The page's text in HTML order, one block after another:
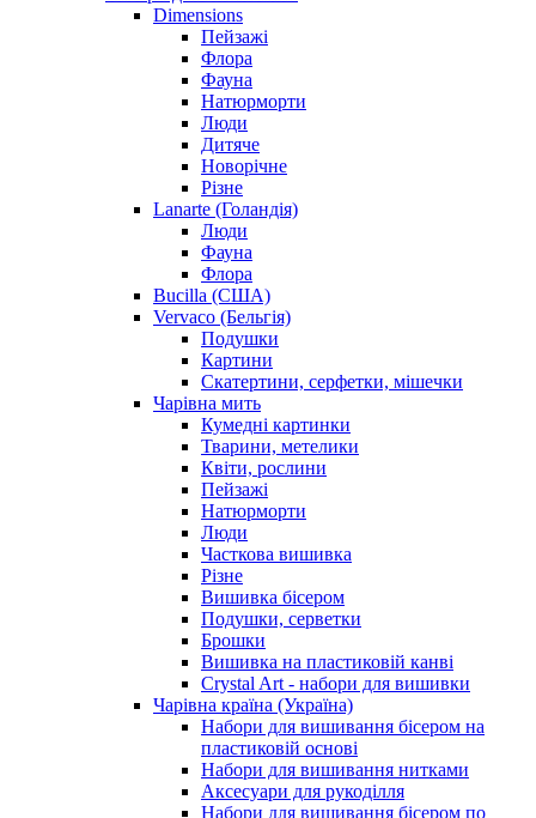
Dimensions
Пейзажі
Флора
Фауна
Натюрморти
Люди
Дитяче
Новорічне
Різне
Lanarte (Голандія)
Люди
Фауна
Флора
Bucilla (США)
Vervaco (Бельгія)
Подушки
Картини
Скатертини, серфетки, мішечки
Чарiвна мить
Кумедні картинки
Тварини, метелики
Квіти, рослини
Пейзажі
Натюрморти
Люди
Часткова вишивка
Різне
Вишивка бісером
Подушки, серветки
Брошки
Вишивка на пластиковій канві
Crystal Art - набори для вишивки
Чарівна країна (Україна)
Набори для вишивання бісером на
пластиковій основі
Набори для вишивання нитками
Аксесуари для рукоділля
Набори для вишивання бісером по